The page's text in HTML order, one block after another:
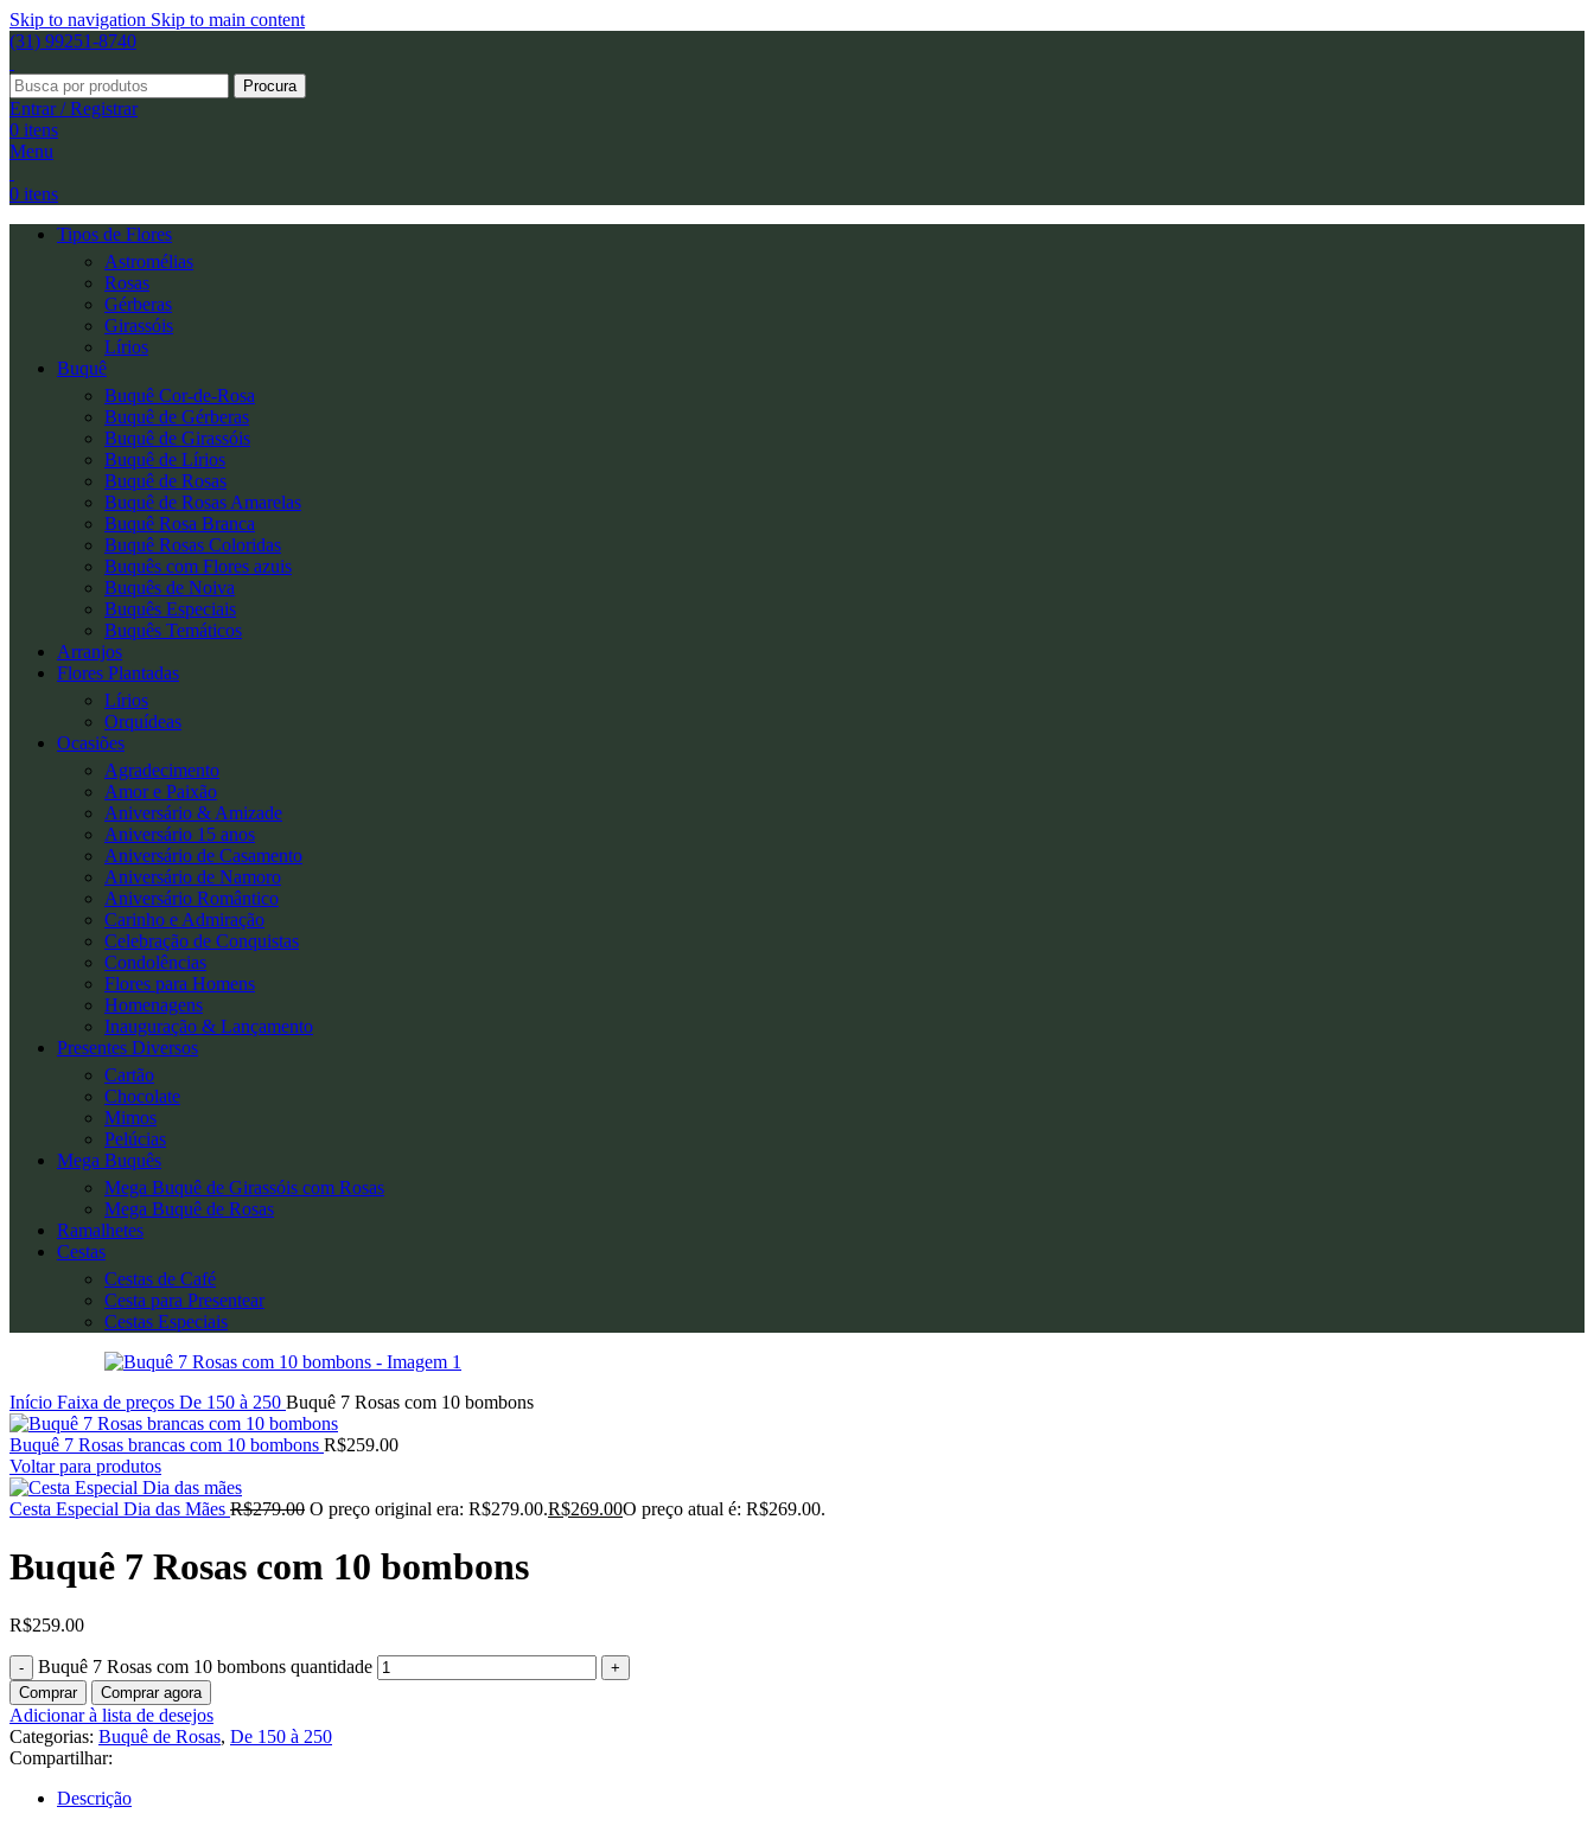
Skip to navigation Skip to main content
(31) 99251-8740
Procura
Entrar / Registrar
0 itens
Menu
0 itens
Tipos de Flores
Astromélias
Rosas
Gérberas
Girassóis
Lírios
Buquê
Buquê Cor-de-Rosa
Buquê de Gérberas
Buquê de Girassóis
Buquê de Lírios
Buquê de Rosas
Buquê de Rosas Amarelas
Buquê Rosa Branca
Buquê Rosas Coloridas
Buquês com Flores azuis
Buquês de Noiva
Buquês Especiais
Buquês Temáticos
Arranjos
Flores Plantadas
Lírios
Orquídeas
Ocasiões
Agradecimento
Amor e Paixão
Aniversário & Amizade
Aniversário 15 anos
Aniversário de Casamento
Aniversário de Namoro
Aniversário Romântico
Carinho e Admiração
Celebração de Conquistas
Condolências
Flores para Homens
Homenagens
Inauguração & Lançamento
Presentes Diversos
Cartão
Chocolate
Mimos
Pelúcias
Mega Buquês
Mega Buquê de Girassóis com Rosas
Mega Buquê de Rosas
Ramalhetes
Cestas
Cestas de Café
Cesta para Presentear
Cestas Especiais
Início Faixa de preços De 150 à 250 Buquê 7 Rosas com 10 bombons
Buquê 7 Rosas brancas com 10 bombons R$259.00
Voltar para produtos
Cesta Especial Dia das Mães R$279.00 O preço original era: R$279.00.R$269.00O preço atual é: R$269.00.
Buquê 7 Rosas com 10 bombons
R$259.00
Buquê 7 Rosas com 10 bombons quantidade
Comprar Comprar agora
Adicionar à lista de desejos
Categorias: Buquê de Rosas, De 150 à 250
Compartilhar:
Descrição